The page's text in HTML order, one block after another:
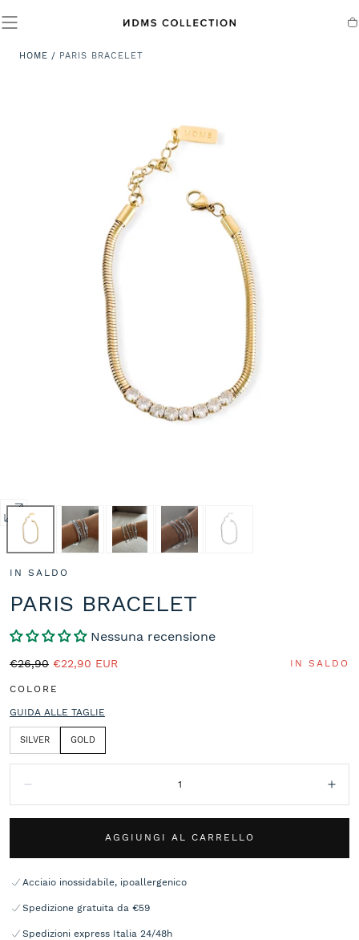
CONTENUTO
Apri
media
0
in
modale
HOME / PARIS BRACELET
IN SALDO
PARIS BRACELET
Nessuna recensione
Prezzo
€26,90 Prezzo
saldo
€22,90 EUR IN SALDO
COLORE
GUIDA ALLE TAGLIE
SILVER GOLD
AGGIUNGI AL CARRELLO
Acciaio inossidabile, ipoallergenico
Spedizione gratuita da €59
Spedizioni express Italia 24/48h